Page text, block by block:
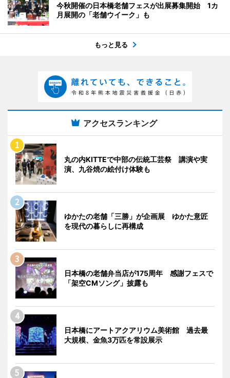
今秋開催の日本橋老舗フェスが出展募集開始 1カ
月展開の「老舗ウイーク」も
もっと見る
アクセスランキング
丸の内KITTEで中部の伝統工芸祭 講演や実
演、九谷焼の絵付け体験も
ゆかたの老舗「三勝」が企画展 ゆかた意匠
を現代の暮らしに再構成
日本橋の老舗弁当店が175周年 感謝フェスで
「架空CMソング」披露も
日本橋にアートアクアリウム美術館 過去最
大規模、金魚3万匹を常設展示